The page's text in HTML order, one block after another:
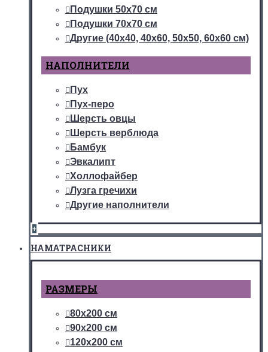
Подушки 50х70 см
Подушки 70х70 см
Другие (40х40, 40х60, 50х50, 60х60 см)
НАПОЛНИТЕЛИ
Пух
Пух-перо
Шерсть овцы
Шерсть верблюда
Бамбук
Эвкалипт
Холлофайбер
Лузга гречихи
Другие наполнители
+
НАМАТРАСНИКИ
РАЗМЕРЫ
80х200 см
90х200 см
120х200 см